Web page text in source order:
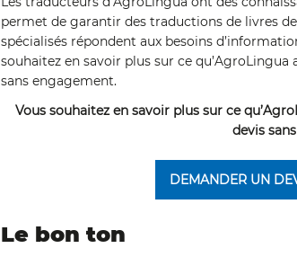
permet de garantir des traductions de livres
spécialisés répondent aux besoins
souhaitez en savoir plus sur ce
sans engagement.
Vous souhaitez en savoir plus sur ce
devis
DEMANDER UN
Le bon ton